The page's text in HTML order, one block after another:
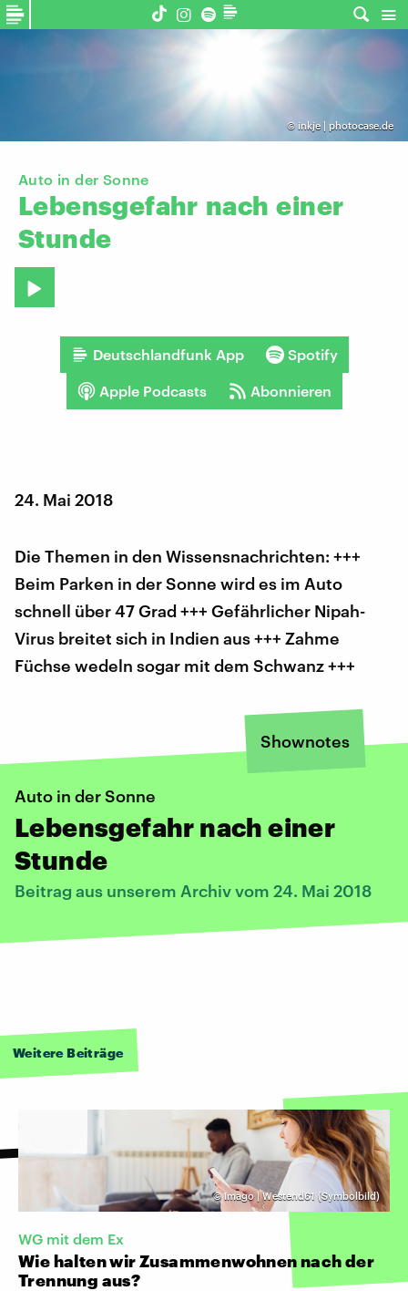
© inkje | photocase.de
Auto in der Sonne
Lebensgefahr nach einer
Stunde
Deutschlandfunk App Spotify
Apple Podcasts Abonnieren
24. Mai 2018
Die Themen in den Wissensnachrichten: +++
Beim Parken in der Sonne wird es im Auto
schnell über 47 Grad +++ Gefährlicher Nipah-
Virus breitet sich in Indien aus +++ Zahme
Füchse wedeln sogar mit dem Schwanz +++
Shownotes
Auto in der Sonne
Lebensgefahr nach einer
Stunde
Beitrag aus unserem Archiv vom 24. Mai 2018
Weitere Beiträge
©Imago | Westend61 (Symbolbild)
WG mit dem Ex
Wie halten wir Zusammenwohnen nach der
Trennung aus?